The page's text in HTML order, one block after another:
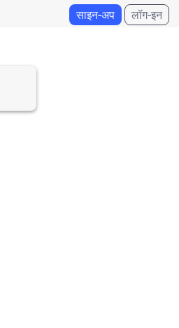
साइन-अप लॉग-इन